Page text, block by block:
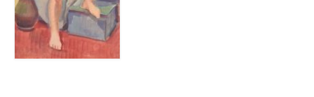
Walter Becker
Ernst Geitlinger